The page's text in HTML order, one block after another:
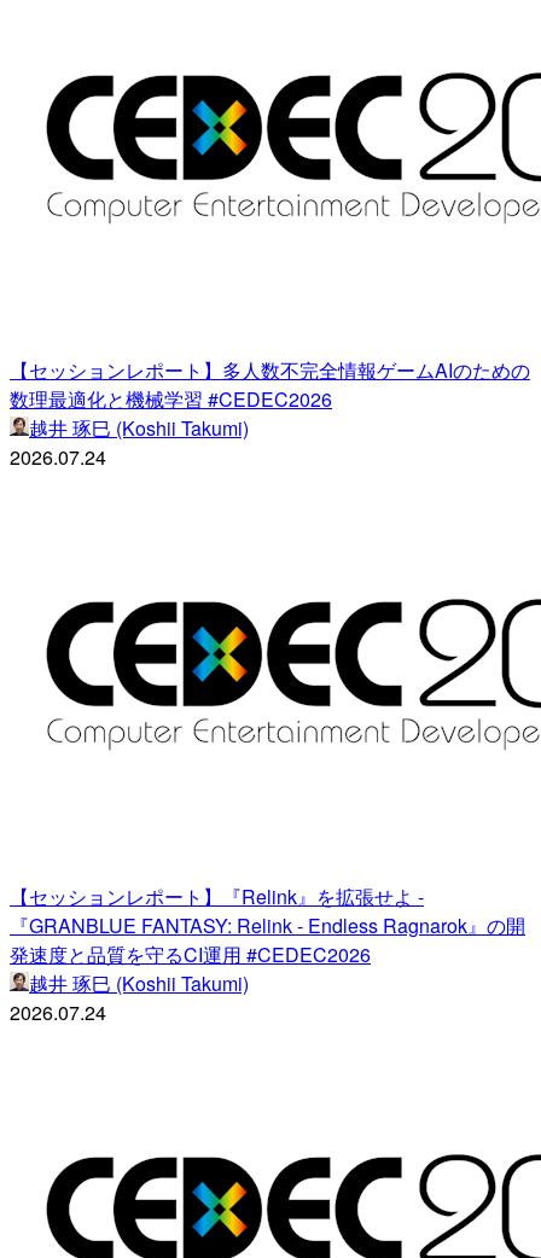
【セッションレポート】多人数不完全情報ゲームAIのための
数理最適化と機械学習 #CEDEC2026
越井 琢巳 (Koshii Takumi)
2026.07.24
【セッションレポート】『Relink』を拡張せよ -
『GRANBLUE FANTASY: Relink - Endless Ragnarok』の開
発速度と品質を守るCI運用 #CEDEC2026
越井 琢巳 (Koshii Takumi)
2026.07.24